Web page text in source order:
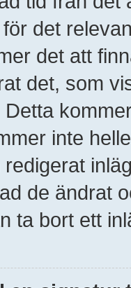
det
det att
det, som
inte
de ändrat
ta bort ett